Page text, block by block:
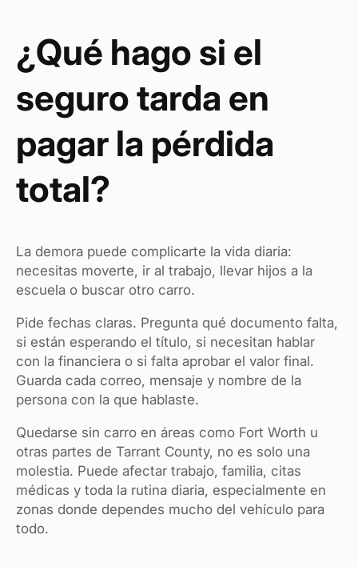
¿Qué hago si el
seguro tarda en
pagar la pérdida
total?
La demora puede complicarte la vida diaria:
necesitas moverte, ir al trabajo, llevar hijos a la
escuela o buscar otro carro.
Pide fechas claras. Pregunta qué documento falta,
si están esperando el título, si necesitan hablar
con la financiera o si falta aprobar el valor final.
Guarda cada correo, mensaje y nombre de la
persona con la que hablaste.
Quedarse sin carro en áreas como Fort Worth u
otras partes de Tarrant County, no es solo una
molestia. Puede afectar trabajo, familia, citas
médicas y toda la rutina diaria, especialmente en
zonas donde dependes mucho del vehículo para
todo.